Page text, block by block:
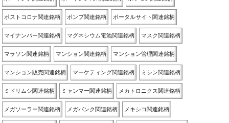
ポストコロナ関連銘柄 ポンプ関連銘柄 ポータルサイト関連銘柄
マイナンバー関連銘柄 マグネシウム電池関連銘柄 マスク関連銘柄
マラソン関連銘柄 マンション関連銘柄 マンション管理関連銘柄
マンション販売関連銘柄 マーケティング関連銘柄 ミシン関連銘柄
ミドリムシ関連銘柄 ミャンマー関連銘柄 メカトロニクス関連銘柄
メガソーラー関連銘柄 メガバンク関連銘柄 メキシコ関連銘柄